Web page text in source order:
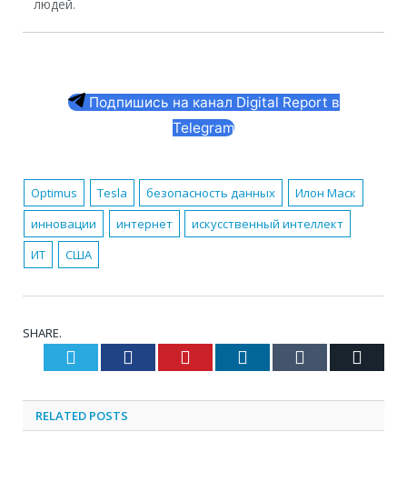
людей.
Подпишись на канал Digital Report в
Telegram
Optimus Tesla безопасность данных
Илон Маск
инновации
интернет
искусственный интеллект
ИТ
США
SHARE.
Twitter Facebook Pinterest LinkedIn Tumblr
RELATED POSTS